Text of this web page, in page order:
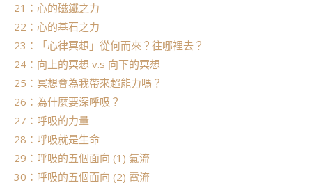
21：心的磁鐵之力
22：心的基石之力
23：「心律冥想」從何而來？往哪裡去？
24：向上的冥想 v.s 向下的冥想
25：冥想會為我帶來超能力嗎？
26：為什麼要深呼吸？
27：呼吸的力量
28：呼吸就是生命
29：呼吸的五個面向 (1) 氣流
30：呼吸的五個面向 (2) 電流